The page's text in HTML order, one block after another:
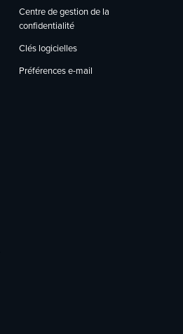
Centre de gestion de la
confidentialité
Clés logicielles
Préférences e-mail